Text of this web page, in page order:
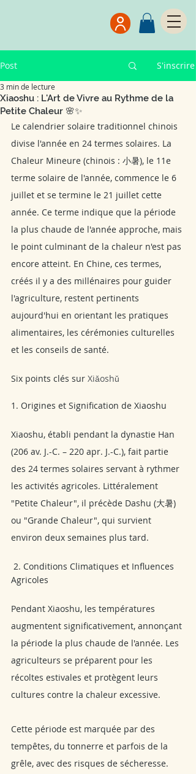
Post S'inscrire
Xiaoshu : L'Art de Vivre au Rythme de la
Petite Chaleur 🌸✨
3 min de lecture
Le calendrier solaire traditionnel chinois
divise l'année en 24 termes solaires. La
Chaleur Mineure (chinois : 小暑), le 11e
terme solaire de l'année, commence le 6
juillet et se termine le 21 juillet cette
année. Ce terme indique que la période
la plus chaude de l'année approche, mais
le point culminant de la chaleur n'est pas
encore atteint. En Chine, ces termes,
créés il y a des millénaires pour guider
l'agriculture, restent pertinents
aujourd'hui en orientant les pratiques
alimentaires, les cérémonies culturelles
et les conseils de santé.
Six points clés sur Xiǎoshǔ
1. Origines et Signification de Xiaoshu
Xiaoshu, établi pendant la dynastie Han
(206 av. J.-C. – 220 apr. J.-C.), fait partie
des 24 termes solaires servant à rythmer
les activités agricoles. Littéralement
"Petite Chaleur", il précède Dashu (大暑)
ou "Grande Chaleur", qui survient
environ deux semaines plus tard.
Agricoles
Pendant Xiaoshu, les températures
augmentent significativement, annonçant
la période la plus chaude de l'année. Les
agriculteurs se préparent pour les
récoltes estivales et protègent leurs
cultures contre la chaleur excessive.
Cette période est marquée par des
tempêtes, du tonnerre et parfois de la
grêle, avec des risques de sécheresse.